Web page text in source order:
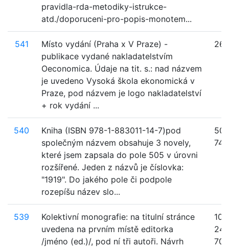
pravidla-rda-metodiky-istrukce-
atd./doporuceni-pro-popis-monotem...
541
Místo vydání (Praha x V Praze) -
publikace vydané nakladatelstvím
Oeconomica. Údaje na tit. s.: nad názvem
je uvedeno Vysoká škola ekonomická v
Praze, pod názvem je logo nakladatelství
+ rok vydání ...
264
540
Kniha (ISBN 978-1-883011-14-7)pod
společným názvem obsahuje 3 novely,
které jsem zapsala do pole 505 v úrovni
rozšířené. Jeden z názvů je číslovka:
"1919". Do jakého pole či podpole
rozepíšu název slo...
740
539
Kolektivní monografie: na titulní stránce
uvedena na prvním místě editorka
/jméno (ed.)/, pod ní tři autoři. Návrh
700